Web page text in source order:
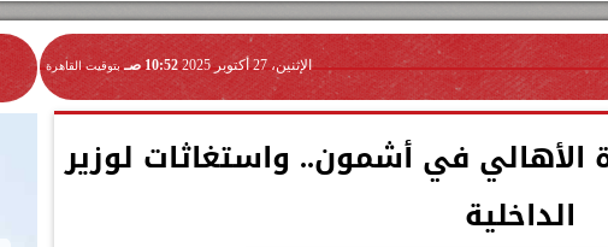
الإثنين، 27 أكتوبر 2025 10:52 صـ بتوقيت القاهرة
الأهالي في أشمون.. واستغاثات لوزير
الداخلية